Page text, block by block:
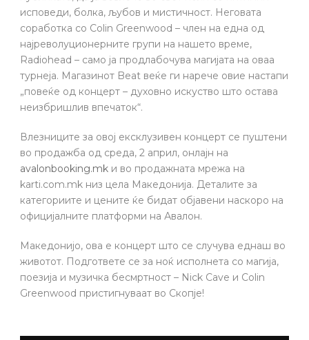
исповеди, болка, љубов и мистичност. Неговата
соработка со Colin Greenwood – член на една од
најреволуционерните групи на нашето време,
Radiohead – само ја продлабочува магијата на оваа
турнеја. Магазинот Beat веќе ги нарече овие настапи
„повеќе од концерт – духовно искуство што остава
неизбришлив впечаток“.
Влезниците за овој ексклузивен концерт се пуштени
во продажба од среда, 2 април, онлајн на
avalonbooking.mk и во продажната мрежа на
karti.com.mk низ цела Македонија. Деталите за
категориите и цените ќе бидат објавени наскоро на
официјалните платформи на Авалон.
Македонијо, ова е концерт што се случува еднаш во
животот. Подгответе се за ноќ исполнета со магија,
поезија и музичка бесмртност – Nick Cave и Colin
Greenwood пристигнуваат во Скопје!